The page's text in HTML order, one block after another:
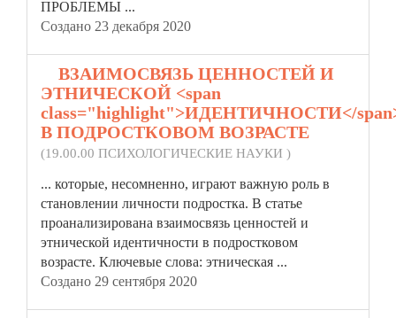
ПРОБЛЕМЫ ...
Создано 23 декабря 2020
ВЗАИМОСВЯЗЬ ЦЕННОСТЕЙ И
ЭТНИЧЕСКОЙ <span
class="highlight">ИДЕНТИЧНОСТИ</
В ПОДРОСТКОВОМ ВОЗРАСТЕ
(19.00.00 ПСИХОЛОГИЧЕСКИЕ НАУКИ )
... которые, несомненно, играют важную роль в
становлении личности подростка. В статье
проанализирована взаимосвязь ценностей и
этнической идентичности в подростковом
возрасте. Ключевые слова: этническая ...
Создано 29 сентября 2020